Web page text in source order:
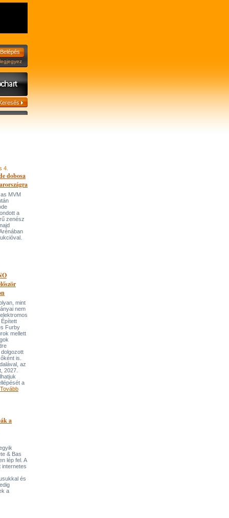
4.
dobosa
MVM
a
zenész
mint
nem
Furby
mellett
is.
az
2027.
a
Tovább
a
& Bas
lép fel. A
internetes
és
a